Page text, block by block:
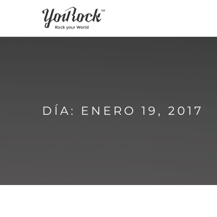
DÍA: ENERO 19, 2017